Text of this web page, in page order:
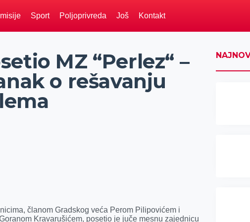
Sport Poljoprivreda Još Kontakt
MZ “Perlez“ –
o rešavanju
članom Gradskog veća Perom Pilipovićem i
Kravarušićem, posetio je juče mesnu zajednicu